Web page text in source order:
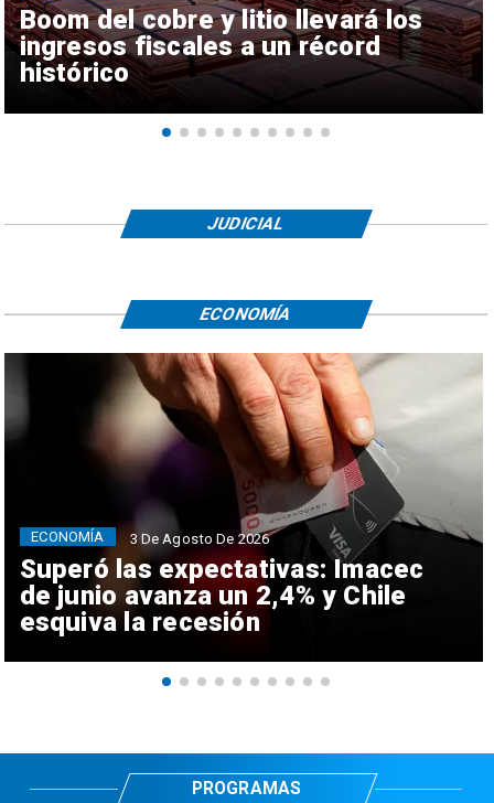
Boom del cobre y litio llevará los
ingresos fiscales a un récord
histórico
JUDICIAL
Superó las expectativas: Imacec
de junio avanza un 2,4% y Chile
esquiva la recesión
ECONOMÍA 3 De Agosto De 2026
ECONOMÍA
PROGRAMAS